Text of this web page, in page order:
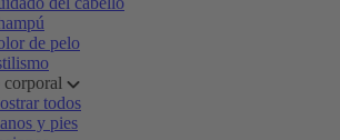
de pelo
todos
y pies